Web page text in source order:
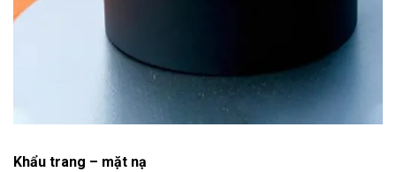
Khẩu trang – mặt nạ